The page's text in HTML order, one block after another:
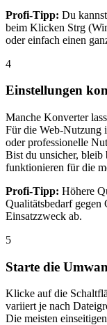
Profi-Tipp: Du
beim Klicken Strg
oder einfach einen
4
Einstellungen
Manche Konverter
Für die Web-Nutzung
oder professionelle
Bist du unsicher, bleib
funktionieren für die
Profi-Tipp: Höhere
Qualitätsbedarf gegen
Einsatzzweck ab.
5
Starte die
Klicke auf die
variiert je nach
Die meisten